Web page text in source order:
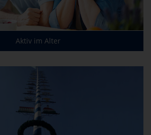
Aktiv im Alter